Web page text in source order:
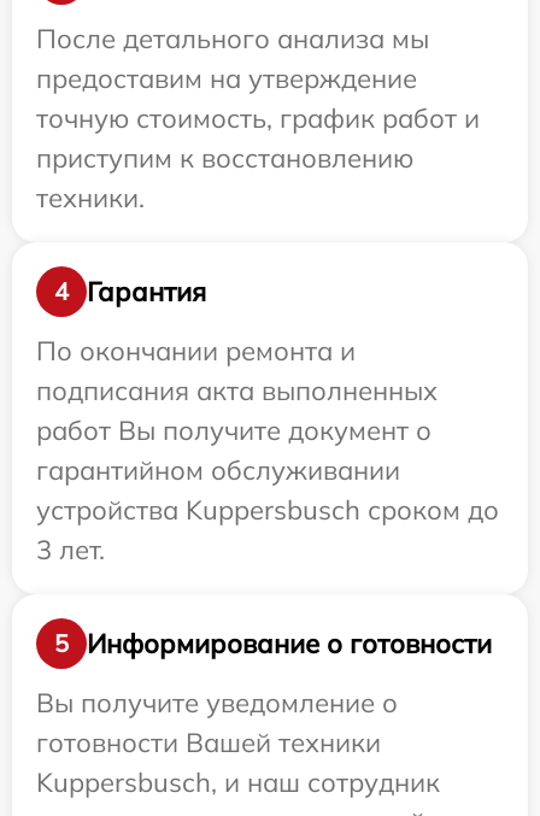
После детального анализа мы
предоставим на утверждение
точную стоимость, график работ и
приступим к восстановлению
техники.
4
Гарантия
По окончании ремонта и
подписания акта выполненных
работ Вы получите документ о
гарантийном обслуживании
устройства Kuppersbusch сроком до
3 лет.
5
Информирование о готовности
Вы получите уведомление о
готовности Вашей техники
Kuppersbusch, и наш сотрудник